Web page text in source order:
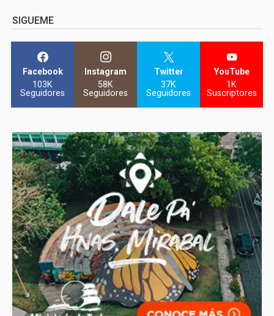
SIGUEME
Facebook
103K
Seguidores
Instagram
58K
Seguidores
Twitter
37K
Seguidores
YouTube
1K
Suscriptores